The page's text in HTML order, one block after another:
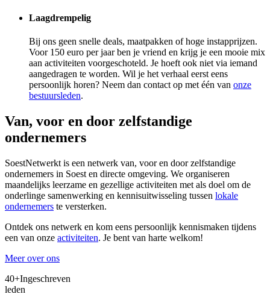
Laagdrempelig
Bij ons geen snelle deals, maatpakken of hoge instapprijzen.
Voor 150 euro per jaar ben je vriend en krijg je een mooie mix
aan activiteiten voorgeschoteld. Je hoeft ook niet via iemand
aangedragen te worden. Wil je het verhaal eerst eens
persoonlijk horen? Neem dan contact op met één van onze
bestuursleden.
Van, voor en door zelfstandige
ondernemers
SoestNetwerkt is een netwerk van, voor en door zelfstandige
ondernemers in Soest en directe omgeving. We organiseren
maandelijks leerzame en gezellige activiteiten met als doel om de
onderlinge samenwerking en kennisuitwisseling tussen lokale
ondernemers te versterken.
Ontdek ons netwerk en kom eens persoonlijk kennismaken tijdens
een van onze activiteiten. Je bent van harte welkom!
Meer over ons
40+Ingeschreven
leden